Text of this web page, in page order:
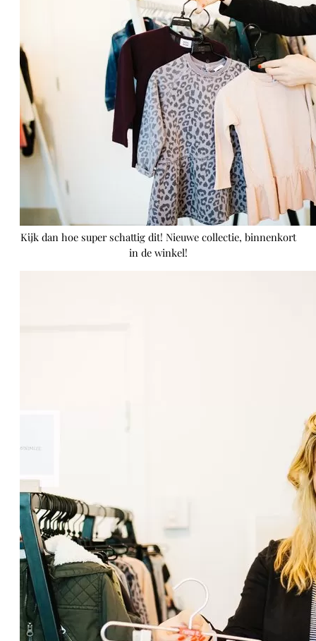
Kijk dan hoe super schattig dit! Nieuwe collectie, binnenkort
in de winkel!